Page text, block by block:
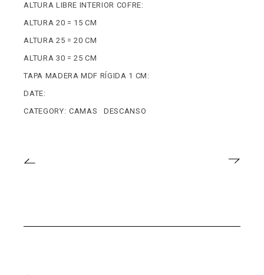
ALTURA LIBRE INTERIOR COFRE:
ALTURA 20 = 15 CM
ALTURA 25 = 20 CM
ALTURA 30 = 25 CM
TAPA MADERA MDF RÍGIDA 1 CM:
DATE:
CATEGORY: CAMAS DESCANSO